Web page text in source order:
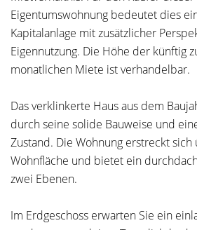
Eigentumswohnung bedeutet dies
Kapitalanlage mit zusätzlicher
Eigennutzung. Die Höhe der künftig
monatlichen Miete ist verhandelbar.
Das verklinkerte Haus aus dem
durch seine solide Bauweise und
Zustand. Die Wohnung erstreckt sich
Wohnfläche und bietet ein
zwei Ebenen.
Im Erdgeschoss erwarten Sie ein